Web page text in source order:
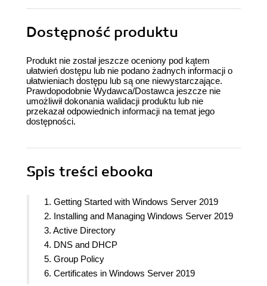
Dostępność produktu
Produkt nie został jeszcze oceniony pod kątem
ułatwień dostępu lub nie podano żadnych informacji o
ułatwieniach dostępu lub są one niewystarczające.
Prawdopodobnie Wydawca/Dostawca jeszcze nie
umożliwił dokonania walidacji produktu lub nie
przekazał odpowiednich informacji na temat jego
dostępności.
Spis treści ebooka
1. Getting Started with Windows Server 2019
2. Installing and Managing Windows Server 2019
3. Active Directory
4. DNS and DHCP
5. Group Policy
6. Certificates in Windows Server 2019